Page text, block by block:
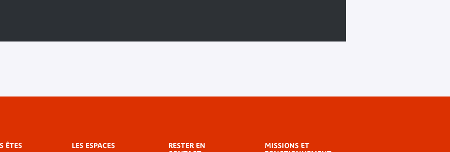
ÊTES LES ESPACES
RESTER EN
MISSIONS ET